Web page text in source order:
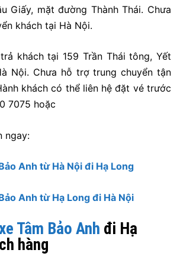
Giấy, mặt đường Thành Thái. Chưa
khách tại Hà Nội.
khách tại 159 Trần Thái tông, Yết
Nội. Chưa hỗ trợ trung chuyển tận
khách có thể liên hệ đặt vé trước
7075 hoặc
ngay:
Anh từ Hà Nội đi Hạ Long
Anh từ Hạ Long đi Hà Nội
Tâm Bảo Anh đi Hạ
hàng